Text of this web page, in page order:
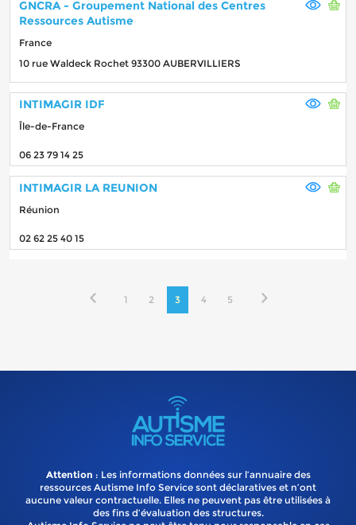
GNCRA - Groupement National des Centres
Ressources Autisme
France
10 rue Waldeck Rochet 93300 AUBERVILLIERS
INTIMAGIR IDF
Île-de-France
06 23 79 14 25
INTIMAGIR LA REUNION
Réunion
02 62 25 40 15
1 2 3 4 5
Attention : Les informations données sur l’annuaire des
ressources Autisme Info Service sont déclaratives et n’ont
aucune valeur contractuelle. Elles ne peuvent pas être utilisées à
des fins d’évaluation des structures.